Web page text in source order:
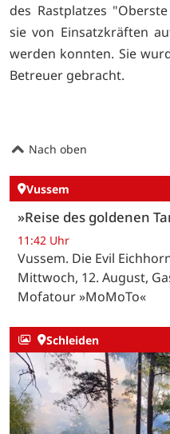
des Rastplatzes
sie von Einsatzkräften
werden konnten. Sie
Betreuer gebracht.
Nach oben
Vussem
»Reise des goldenen
11:42 Uhr
Vussem. Die Evil
Mittwoch, 12. August,
Mofatour »MoMoTo«
Schleiden